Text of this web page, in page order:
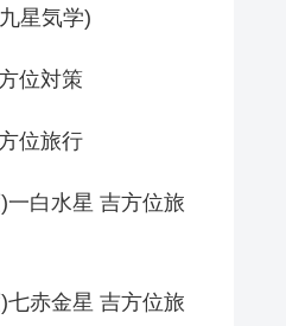
星気学)
位対策
位旅行
一白水星 吉方位旅
七赤金星 吉方位旅